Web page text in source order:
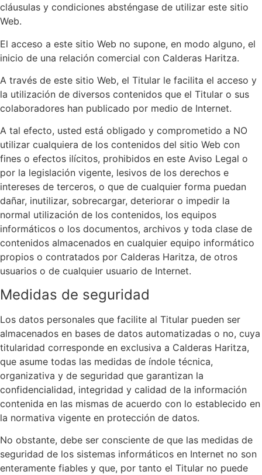
cláusulas y condiciones absténgase de utilizar este sitio
Web.
El acceso a este sitio Web no supone, en modo alguno, el
inicio de una relación comercial con Calderas Haritza.
A través de este sitio Web, el Titular le facilita el acceso y
la utilización de diversos contenidos que el Titular o sus
colaboradores han publicado por medio de Internet.
A tal efecto, usted está obligado y comprometido a NO
utilizar cualquiera de los contenidos del sitio Web con
fines o efectos ilícitos, prohibidos en este Aviso Legal o
por la legislación vigente, lesivos de los derechos e
intereses de terceros, o que de cualquier forma puedan
dañar, inutilizar, sobrecargar, deteriorar o impedir la
normal utilización de los contenidos, los equipos
informáticos o los documentos, archivos y toda clase de
contenidos almacenados en cualquier equipo informático
propios o contratados por Calderas Haritza, de otros
usuarios o de cualquier usuario de Internet.
Medidas de seguridad
Los datos personales que facilite al Titular pueden ser
almacenados en bases de datos automatizadas o no, cuya
titularidad corresponde en exclusiva a Calderas Haritza,
que asume todas las medidas de índole técnica,
organizativa y de seguridad que garantizan la
confidencialidad, integridad y calidad de la información
contenida en las mismas de acuerdo con lo establecido en
la normativa vigente en protección de datos.
No obstante, debe ser consciente de que las medidas de
seguridad de los sistemas informáticos en Internet no son
enteramente fiables y que, por tanto el Titular no puede